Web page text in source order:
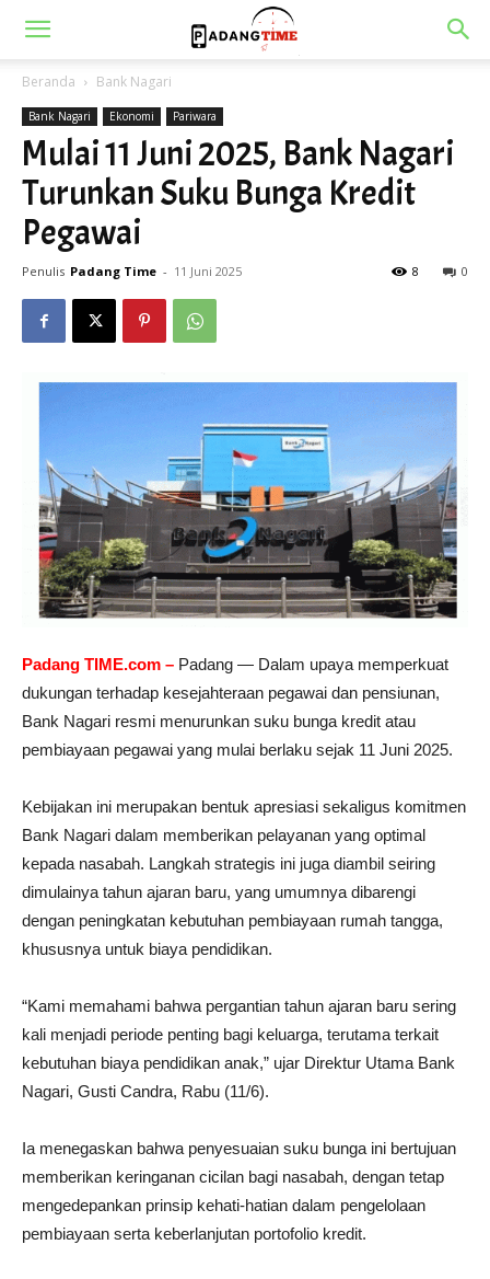
Beranda Bank Nagari
Bank Nagari Ekonomi Pariwara
Mulai 11 Juni 2025, Bank Nagari
Turunkan Suku Bunga Kredit
Pegawai
Penulis Padang Time - 11 Juni 2025 0
8
Padang TIME.com – Padang — Dalam upaya memperkuat
dukungan terhadap kesejahteraan pegawai dan pensiunan,
Bank Nagari resmi menurunkan suku bunga kredit atau
pembiayaan pegawai yang mulai berlaku sejak 11 Juni 2025.
Kebijakan ini merupakan bentuk apresiasi sekaligus komitmen
Bank Nagari dalam memberikan pelayanan yang optimal
kepada nasabah. Langkah strategis ini juga diambil seiring
dimulainya tahun ajaran baru, yang umumnya dibarengi
dengan peningkatan kebutuhan pembiayaan rumah tangga,
khususnya untuk biaya pendidikan.
“Kami memahami bahwa pergantian tahun ajaran baru sering
kali menjadi periode penting bagi keluarga, terutama terkait
kebutuhan biaya pendidikan anak,” ujar Direktur Utama Bank
Nagari, Gusti Candra, Rabu (11/6).
Ia menegaskan bahwa penyesuaian suku bunga ini bertujuan
memberikan keringanan cicilan bagi nasabah, dengan tetap
mengedepankan prinsip kehati-hatian dalam pengelolaan
pembiayaan serta keberlanjutan portofolio kredit.